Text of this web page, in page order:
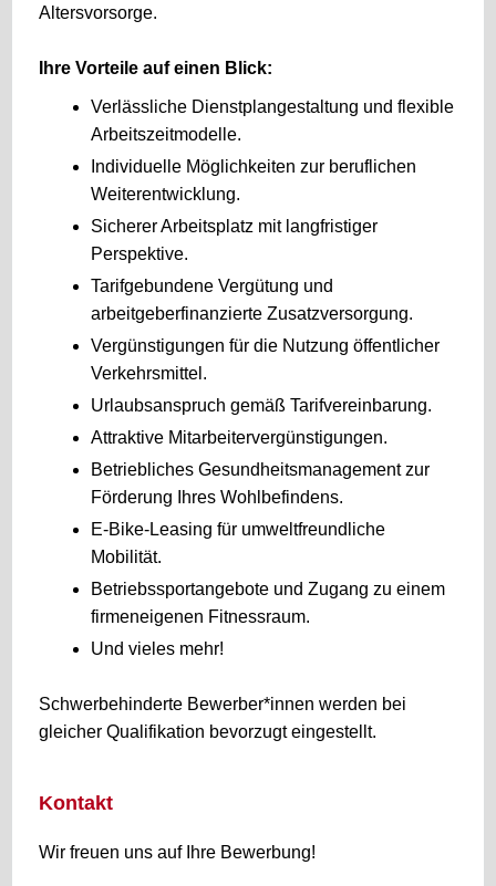
Altersvorsorge.
Ihre Vorteile auf einen Blick:
Verlässliche Dienstplangestaltung und flexible
Arbeitszeitmodelle.
Individuelle Möglichkeiten zur beruflichen
Weiterentwicklung.
Sicherer Arbeitsplatz mit langfristiger
Perspektive.
Tarifgebundene Vergütung und
arbeitgeberfinanzierte Zusatzversorgung.
Vergünstigungen für die Nutzung öffentlicher
Verkehrsmittel.
Urlaubsanspruch gemäß Tarifvereinbarung.
Attraktive Mitarbeitervergünstigungen.
Betriebliches Gesundheitsmanagement zur
Förderung Ihres Wohlbefindens.
E-Bike-Leasing für umweltfreundliche
Mobilität.
Betriebssportangebote und Zugang zu einem
firmeneigenen Fitnessraum.
Und vieles mehr!
Schwerbehinderte Bewerber*innen werden bei
gleicher Qualifikation bevorzugt eingestellt.
Kontakt
Wir freuen uns auf Ihre Bewerbung!